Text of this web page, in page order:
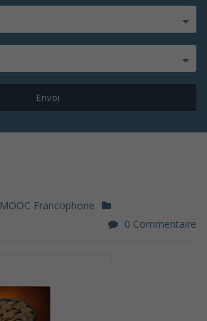
MOOC Francophone
0 Commentaire